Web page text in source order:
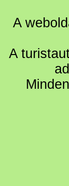
A
A